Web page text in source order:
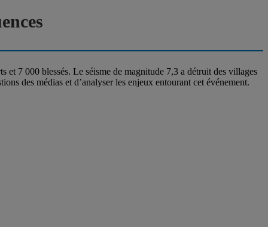
et 7 000 blessés. Le séisme de magnitude 7,3 a détruit des villages
des médias et d’analyser les enjeux entourant cet événement.